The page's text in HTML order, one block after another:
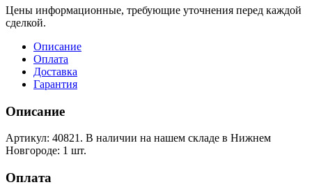
Цены информационные, требующие уточнения перед каждой
сделкой.
Описание
Оплата
Доставка
Гарантия
Описание
Артикул: 40821. В наличии на нашем складе в Нижнем
Новгороде: 1 шт.
Оплата